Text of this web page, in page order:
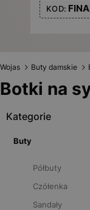
KOD:
Wojas Buty damskie
Botki na
Kategorie
Buty
Półbuty
Czółenka
Sandały